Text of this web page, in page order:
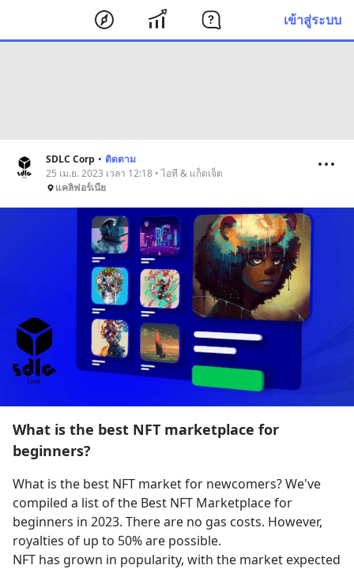
เข้าสู่ระบบ
SDLC Corp • ติดตาม
25 เม.ย. 2023 เวลา 12:18 • ไอที & แก็ดเจ็ต
แคลิฟอร์เนีย
What is the best NFT marketplace for
beginners?
What is the best NFT market for newcomers? We've
compiled a list of the Best NFT Marketplace for
beginners in 2023. There are no gas costs. However,
royalties of up to 50% are possible.
NFT has grown in popularity, with the market expected